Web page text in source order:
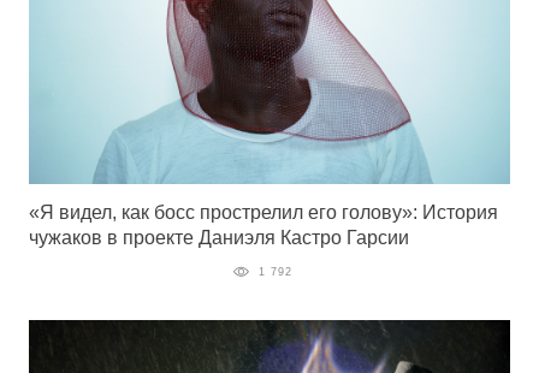
«Я видел, как босс прострелил его голову»: История
чужаков в проекте Даниэля Кастро Гарсии
1 792